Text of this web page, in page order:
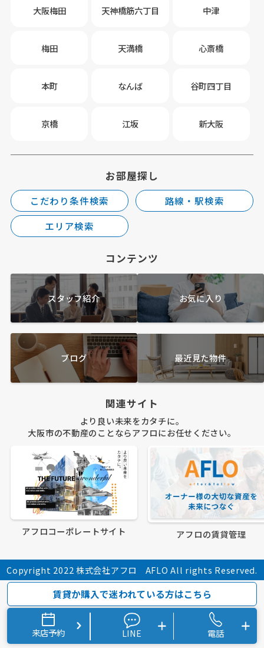
大阪梅田 天神橋筋六丁目 中津
梅田 天満橋 心斎橋
本町 なんば 谷町四丁目
京橋 江坂 新大阪
お部屋探し
こだわり条件検索
路線・駅検索
エリア検索
コンテンツ
スタッフ紹介 お気に入り
ブログ 最近見た物件
関連サイト
より良い未来をカタチに。
大阪市の不動産のことならアフロにお任せください。
アフロコーポレートサイト アフロの賃貸管理
Copyright 2022 株式会社アフロ AFLO All rights Reserved.
賃貸か購入で迷われている方はこちら
来店予約 LINE 電話